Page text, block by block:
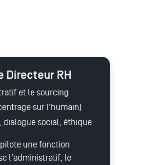
Directeur RH
et le sourcing
sur l'humain)
dialogue social, éthique
une fonction
l'administratif, le